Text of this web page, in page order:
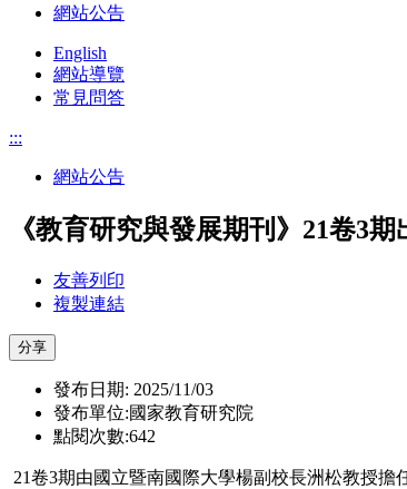
網站公告
English
網站導覽
常見問答
:::
網站公告
《教育研究與發展期刊》21卷3期
友善列印
複製連結
分享
發布日期: 2025/11/03
發布單位:國家教育研究院
點閱次數:642
21卷3期由國立暨南國際大學楊副校長洲松教授擔